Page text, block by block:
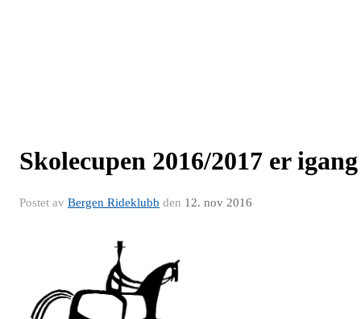
Skolecupen 2016/2017 er igang
Postet av Bergen Rideklubb den 12. nov 2016